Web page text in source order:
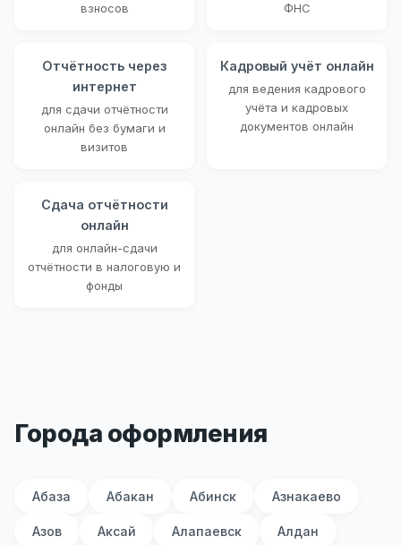
взносов
ФНС
Отчётность через
интернет
для сдачи отчётности
онлайн без бумаги и
визитов
Кадровый учёт онлайн
для ведения кадрового
учёта и кадровых
документов онлайн
Сдача отчётности
онлайн
для онлайн-сдачи
отчётности в налоговую и
фонды
Города оформления
Абаза Абакан Абинск Азнакаево
Азов Аксай Алапаевск Алдан